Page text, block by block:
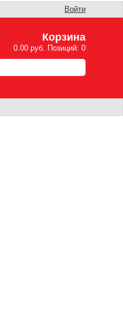
Войти
Корзина
0.00 руб. Позиций: 0